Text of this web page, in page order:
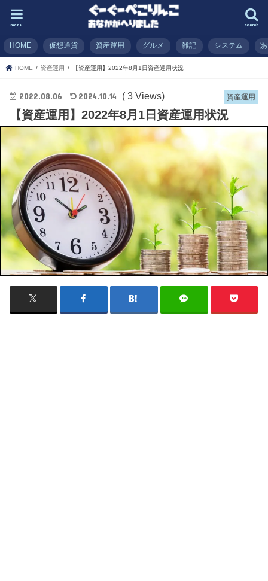
search
menu
HOME 仮想通貨 資産運用 グルメ 雑記 システム
HOME 資産運用 【資産運用】2022年8月1日資産運用状況
資産運用
2022.08.06 2024.10.14 ( 3 Views)
【資産運用】2022年8月1日資産運用状況